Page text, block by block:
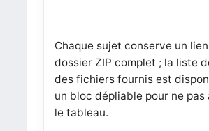
Chaque sujet conserve un
dossier ZIP complet ; la liste
des fichiers fournis est
un bloc dépliable pour ne pas
le tableau.